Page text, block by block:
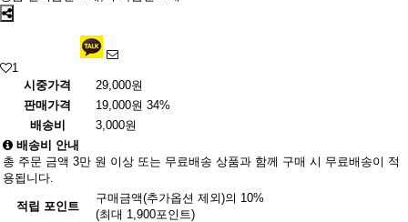
1
시중가격
29,000원
판매가격
19,000원 34%
배송비
3,000원
배송비 안내
총 주문 금액 3만 원 이상 또는 무료배송 상품과 함께 구매 시 무료배송이 적
용됩니다.
적립 포인트
구매금액(추가옵션 제외)의 10%
(최대 1,900포인트)